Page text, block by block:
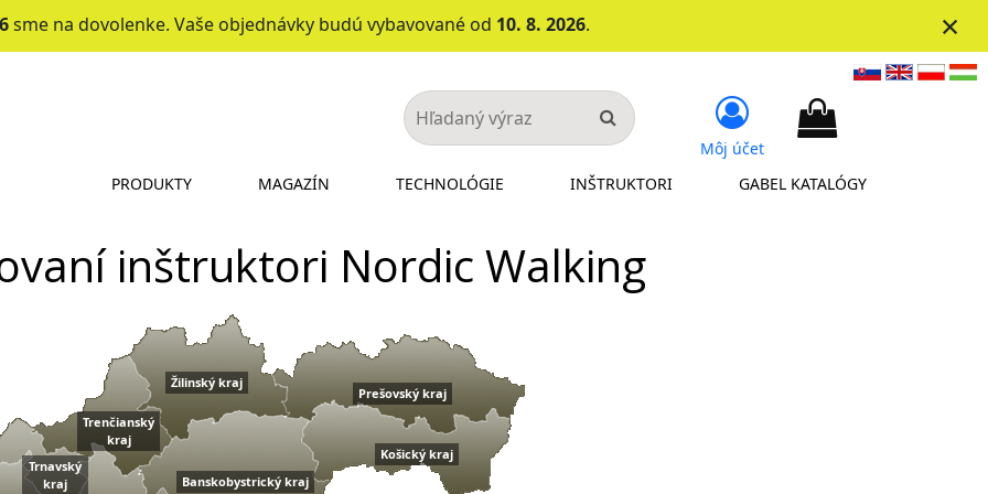
sme na dovolenke. Vaše objednávky budú vybavované od 10. 8. 2026. ×
PRODUKTY MAGAZÍN TECHNOLÓGIE INŠTRUKTORI GABEL KATALÓGY
Môj účet
inštruktori Nordic Walking
Banskobystrický kraj
Košický kraj
Prešovský kraj
Trenčianský
kraj
Trnavský
kraj
Žilinský kraj